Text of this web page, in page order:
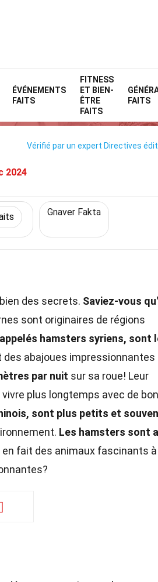
ÉVÉNEMENTS
FAITS
FITNESS
ET BIEN-
ÊTRE
FAITS
FAITS
AnimauxFaits
Sur Hamster
2024
Vérifié par un expert Directives
Gnaver Fakta
des secrets. Saviez-vous
sont originaires de régions
hamsters syriens, sont
des abajoues impressionnantes
par nuit sur sa roue! Leur
plus longtemps avec de
sont plus petits et
Les hamsters sont
en fait des animaux fascinants à